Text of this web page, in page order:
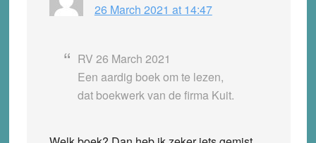
26 March 2021 at 14:47
RV 26 March 2021
Een aardig boek om te lezen,
dat boekwerk van de firma Kuit.